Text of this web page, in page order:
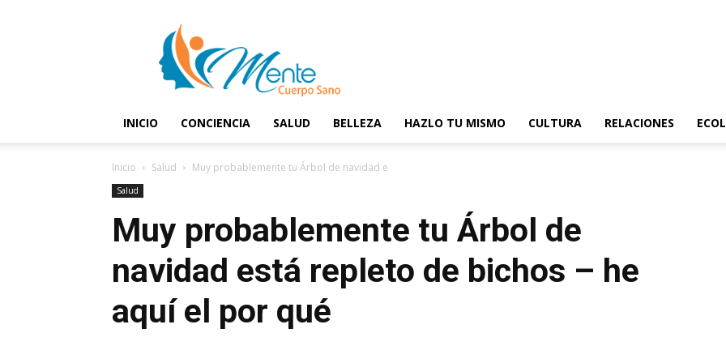
Cuerpo
Sano
INICIO CONCIENCIA SALUD BELLEZA HAZLO TU MISMO CULTURA RELACIONES
Inicio Salud Muy probablemente tu Árbol de navidad está repleto de bichos – he...
Salud
Muy probablemente tu Árbol de
navidad está repleto de bichos – he
aquí el por qué